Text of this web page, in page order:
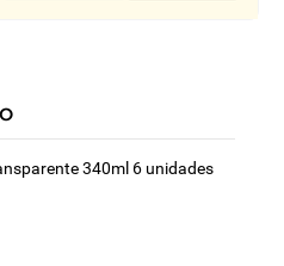
340ml 6 unidades